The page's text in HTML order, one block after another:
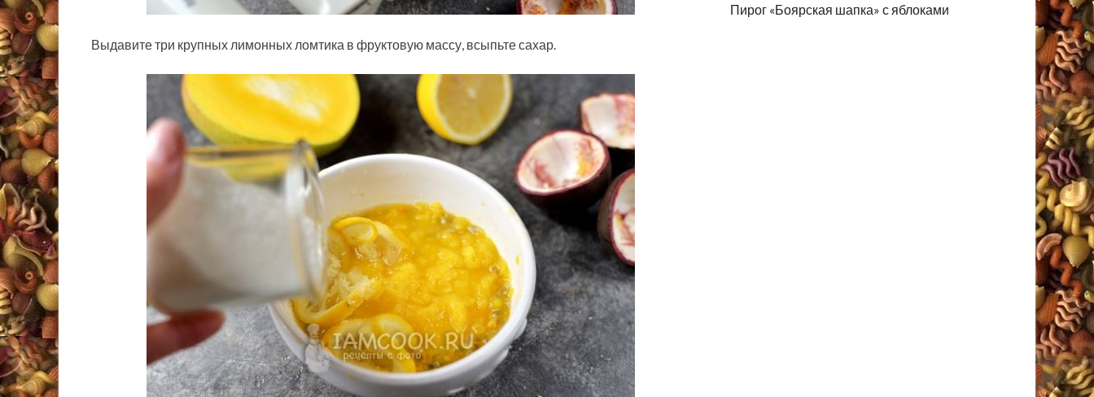
Выдавите три крупных лимонных ломтика в фруктовую массу, всыпьте сахар.
Пирог «Боярская шапка» с яблоками